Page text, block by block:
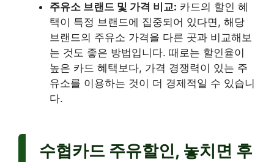
주유소 브랜드 및 가격 비교: 카드의 할인 혜
택이 특정 브랜드에 집중되어 있다면, 해당
브랜드의 주유소 가격을 다른 곳과 비교해보
는 것도 좋은 방법입니다. 때로는 할인율이
높은 카드 혜택보다, 가격 경쟁력이 있는 주
유소를 이용하는 것이 더 경제적일 수 있습니
다.
수협카드 주유할인, 놓치면 후